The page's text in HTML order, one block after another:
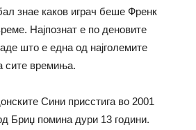
знае каков играч беше Френк
Најпознат е по деновите
што е една од најголемите
сите времиња.
Сини присстига во 2001
Бриџ помина дури 13 години.